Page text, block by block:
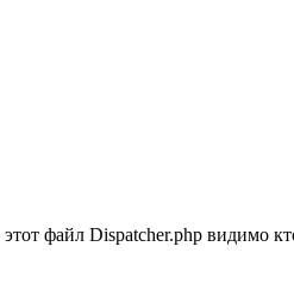
файл Dispatcher.php видимо